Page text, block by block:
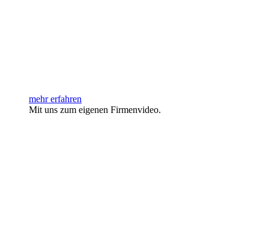
mehr erfahren
Mit uns zum eigenen Firmenvideo.